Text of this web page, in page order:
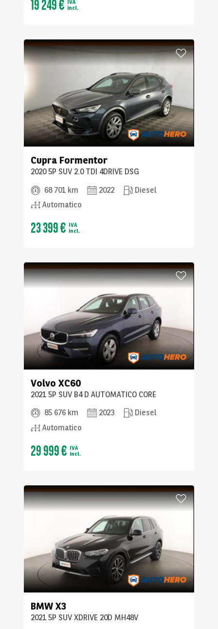
19 249 €
IVA
incl.
Cupra Formentor
2020 5P SUV 2.0 TDI 4DRIVE DSG
68 701 km
2022
Diesel
Automatico
23 399 € IVA
incl.
Volvo XC60
2021 5P SUV B4 D AUTOMATICO CORE
85 676 km
2023
Diesel
Automatico
29 999 € IVA
incl.
BMW X3
2021 5P SUV XDRIVE 20D MH48V